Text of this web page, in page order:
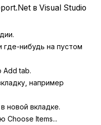
в Visual Studio
где-нибудь на пустом
tab.
например
новой вкладке.
Choose Items...